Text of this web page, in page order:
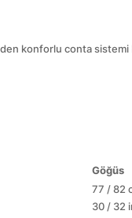
konforlu conta sistemi
Göğüs
77 / 82
30 / 32